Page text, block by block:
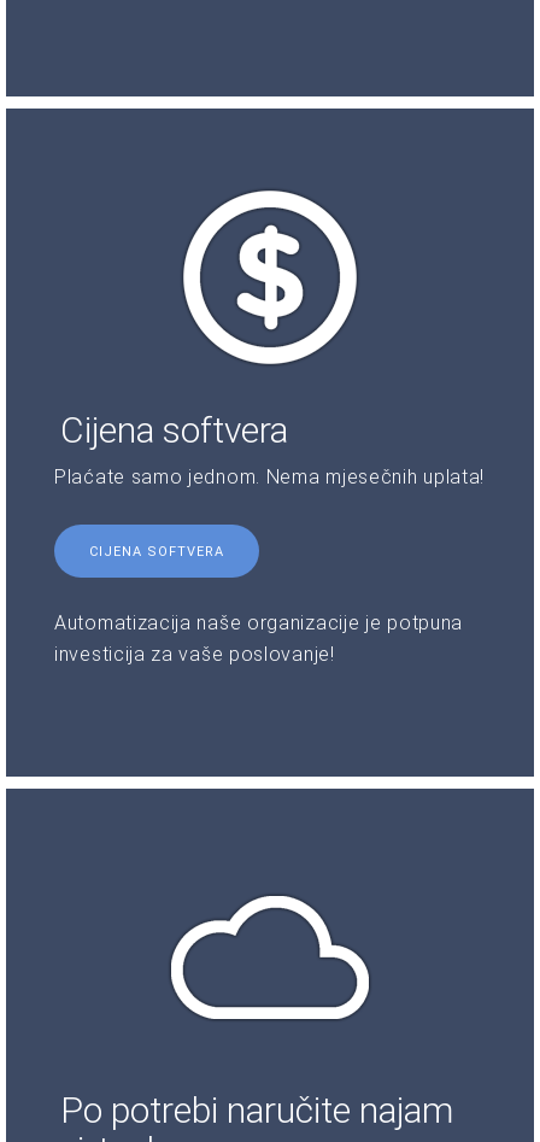
Cijena softvera
Plaćate samo jednom. Nema mjesečnih uplata!
CIJENA SOFTVERA
Automatizacija naše organizacije je potpuna
investicija za vaše poslovanje!
Po potrebi naručite najam